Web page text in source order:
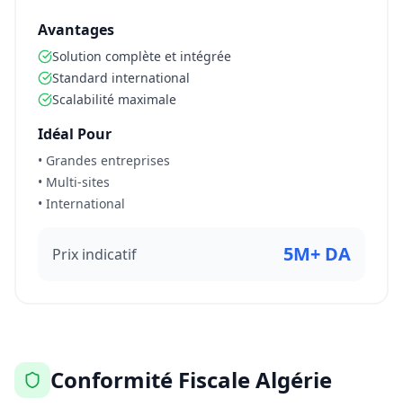
Avantages
Solution complète et intégrée
Standard international
Scalabilité maximale
Idéal Pour
• Grandes entreprises
• Multi-sites
• International
Prix indicatif 5M+ DA
Conformité Fiscale Algérie